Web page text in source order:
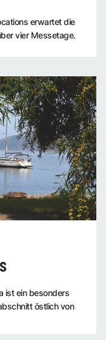
erwartet die
vier Messetage.
ist ein besonders
östlich von